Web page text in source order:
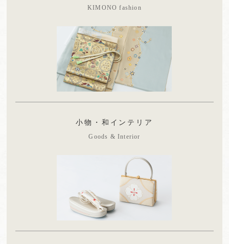
KIMONO fashion
小物・和インテリア
Goods & Interior